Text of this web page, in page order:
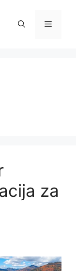
Menu
za